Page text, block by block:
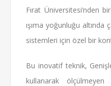
Fırat Üniversitesi’nden
ışıma yoğunluğu altında
sistemleri için özel bir
Bu inovatif teknik,
kullanarak